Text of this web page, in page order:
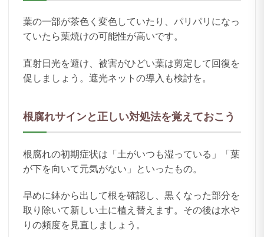
葉の一部が茶色く変色していたり、パリパリになっ
ていたら葉焼けの可能性が高いです。
直射日光を避け、被害がひどい葉は剪定して回復を
促しましょう。遮光ネットの導入も検討を。
根腐れサインと正しい対処法を覚えておこう
根腐れの初期症状は「土がいつも湿っている」「葉
が下を向いて元気がない」といったもの。
早めに鉢から出して根を確認し、黒くなった部分を
取り除いて新しい土に植え替えます。その後は水や
りの頻度を見直しましょう。